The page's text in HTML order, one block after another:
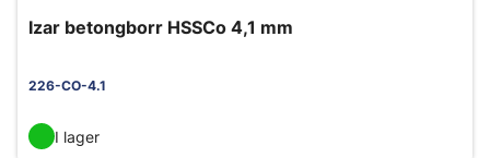
Izar betongborr HSSCo 4,1 mm
226-CO-4.1
I lager